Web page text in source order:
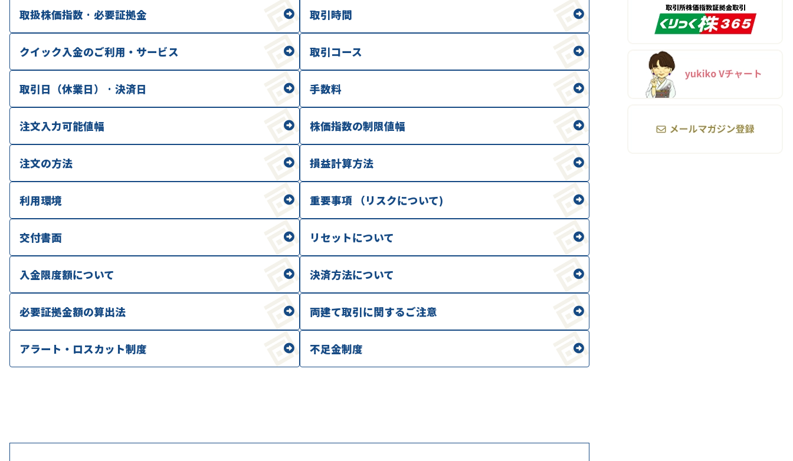
取扱株価指数 · 必要証拠金 取引時間
クイック入金のご利用・サービス 取引コース
取引日（休業日） · 決済日 手数料
注文入力可能値幅 株価指数の制限値幅
注文の方法 損益計算方法
利用環境 重要事項 （リスクについて)
交付書面 リセットについて
入金限度額について 決済方法について
必要証拠金額の算出法 両建て取引に関するご注意
アラート・ロスカット制度 不足金制度